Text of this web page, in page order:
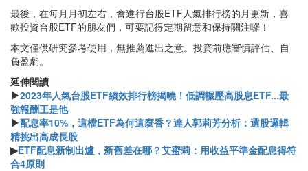
最後，在每月月初左右，會進行台股ETF人氣排行榜的月更新，喜
歡投資台股ETF的朋友們，可要記得定期留意和保持關注囉！
本文僅供研究參考使用，無推薦進出之意。投資前應審慎評估、自
負盈虧。
延伸閱讀
▶2023年人氣台股ETF績效排行榜揭曉！低調輾壓高股息ETF...最
強報酬王是他
▶配息率10%，這檔ETF為何這麼香？達人郭莉芳分析：選股邏輯
精挑出高成長股
▶ETF配息新制出爐，新舊差在哪？艾蜜莉：用收益平準金配息得符
合4原則